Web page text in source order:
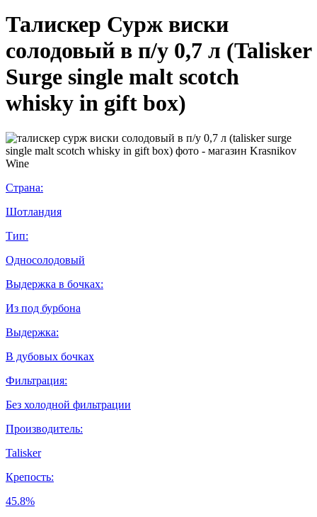
Талискер Сурж виски
солодовый в п/у 0,7 л (Talisker
Surge single malt scotch
whisky in gift box)
Страна:
Шотландия
Тип:
Односолодовый
Выдержка в бочках:
Из под бурбона
Выдержка:
В дубовых бочках
Фильтрация:
Без холодной фильтрации
Производитель:
Talisker
Крепость:
45.8%